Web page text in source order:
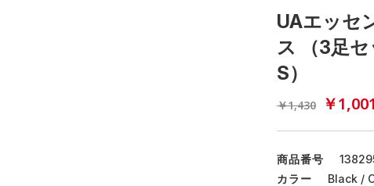
UAエッセ
ス （3足
S）
￥1,430 ￥
商品番号
カラー
Black /